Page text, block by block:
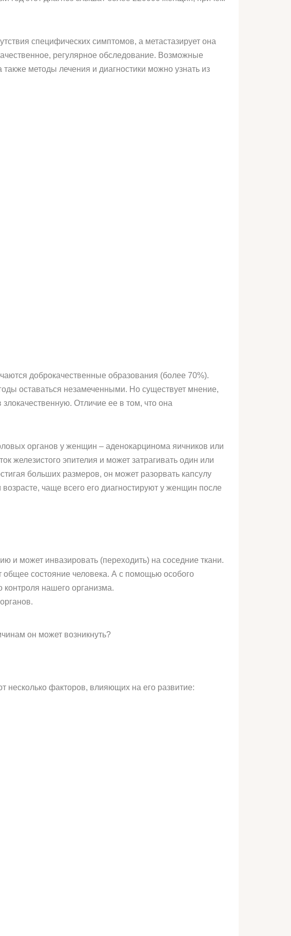
специфических симптомов, а метастазирует она
регулярное обследование. Возможные
методы лечения и диагностики можно узнать из
доброкачественные образования (более 70%).
оставаться незамеченными. Но существует мнение,
Отличие ее в том, что она
органов у женщин – аденокарцинома яичников или
железистого эпителия и может затрагивать один или
больших размеров, он может разорвать капсулу
чаще всего его диагностируют у женщин после
и может инвазировать (переходить) на соседние ткани.
состояние человека. А с помощью особого
контроля нашего организма.
он может возникнуть?
факторов, влияющих на его развитие: